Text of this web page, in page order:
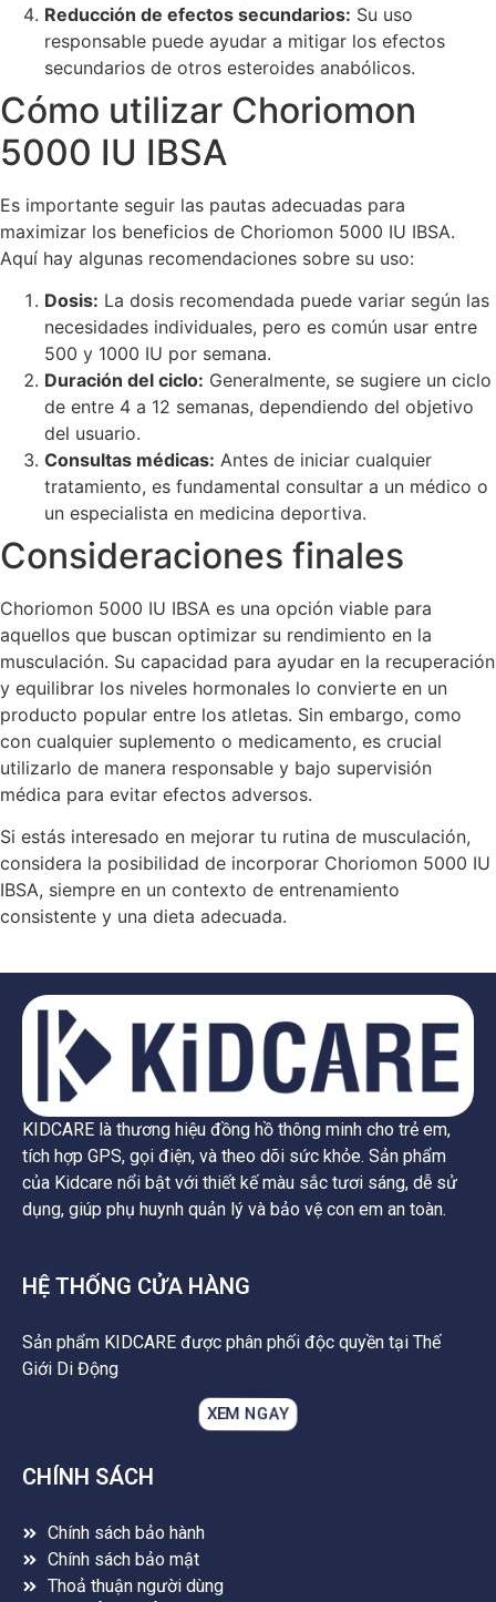
Reducción de efectos secundarios: Su uso
responsable puede ayudar a mitigar los efectos
secundarios de otros esteroides anabólicos.
Cómo utilizar Choriomon
5000 IU IBSA
Es importante seguir las pautas adecuadas para
maximizar los beneficios de Choriomon 5000 IU IBSA.
Aquí hay algunas recomendaciones sobre su uso:
Dosis: La dosis recomendada puede variar según las
necesidades individuales, pero es común usar entre
500 y 1000 IU por semana.
Duración del ciclo: Generalmente, se sugiere un ciclo
de entre 4 a 12 semanas, dependiendo del objetivo
del usuario.
Consultas médicas: Antes de iniciar cualquier
tratamiento, es fundamental consultar a un médico o
un especialista en medicina deportiva.
Consideraciones finales
Choriomon 5000 IU IBSA es una opción viable para
aquellos que buscan optimizar su rendimiento en la
musculación. Su capacidad para ayudar en la recuperación
y equilibrar los niveles hormonales lo convierte en un
producto popular entre los atletas. Sin embargo, como
con cualquier suplemento o medicamento, es crucial
utilizarlo de manera responsable y bajo supervisión
médica para evitar efectos adversos.
Si estás interesado en mejorar tu rutina de musculación,
considera la posibilidad de incorporar Choriomon 5000 IU
IBSA, siempre en un contexto de entrenamiento
consistente y una dieta adecuada.
KIDCARE là thương hiệu đồng hồ thông minh cho trẻ em,
tích hợp GPS, gọi điện, và theo dõi sức khỏe. Sản phẩm
của Kidcare nổi bật với thiết kế màu sắc tươi sáng, dễ sử
dụng, giúp phụ huynh quản lý và bảo vệ con em an toàn.
HỆ THỐNG CỬA HÀNG
Sản phẩm KIDCARE được phân phối độc quyền tại Thế
Giới Di Động
XEM NGAY
CHÍNH SÁCH
Chính sách bảo hành
Chính sách bảo mật
Thoả thuận người dùng